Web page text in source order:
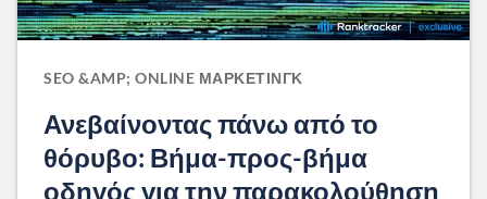
SEO &AMP; ONLINE ΜΆΡΚΕΤΙΝΓΚ
Ανεβαίνοντας πάνω από το
θόρυβο: Βήμα-προς-βήμα
οδηγός για την παρακολούθηση